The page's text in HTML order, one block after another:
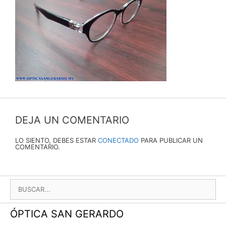
DEJA UN COMENTARIO
LO SIENTO, DEBES ESTAR CONECTADO PARA PUBLICAR UN
COMENTARIO.
BUSCAR:
ÓPTICA SAN GERARDO